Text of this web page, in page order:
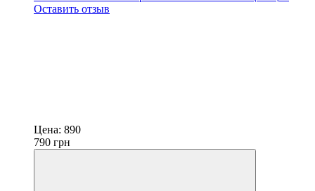
Оставить отзыв
Цена: 890
790 грн